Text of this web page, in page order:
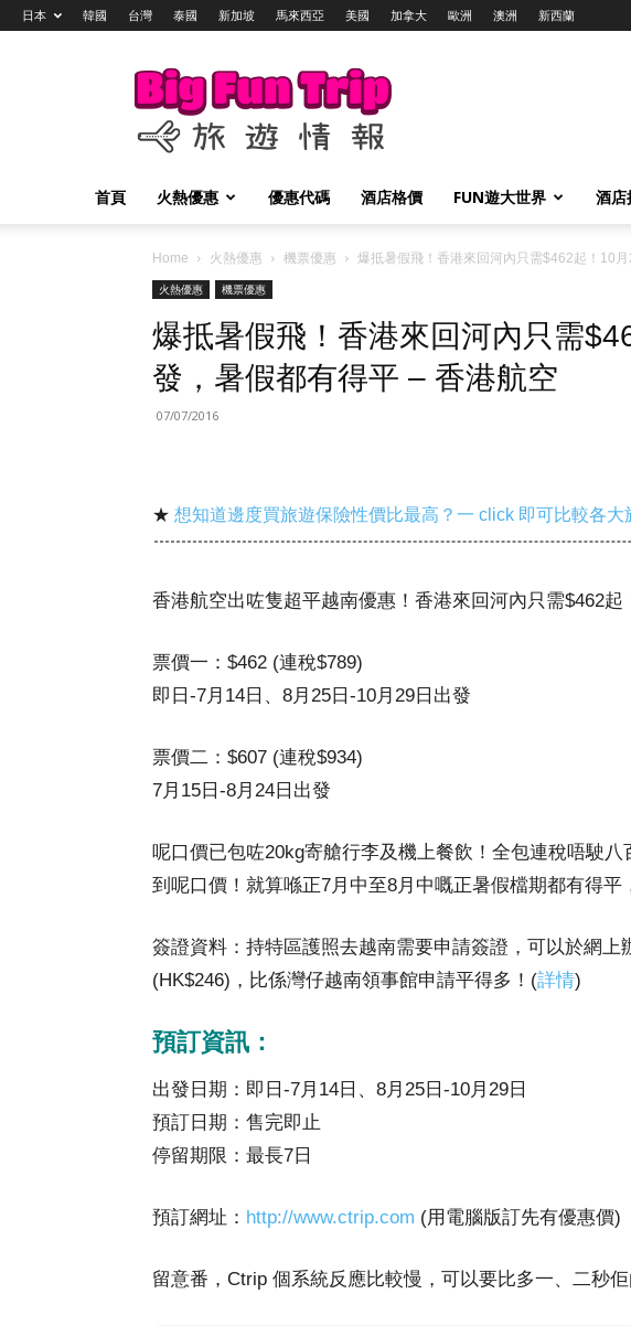
日本 韓國 台灣 泰國 新加坡 馬來西亞 美國 加拿大 歐洲 澳洲 新西蘭
Big
Trip
旅
情
報
首頁 火熱優惠 優惠代碼 酒店格價 FUN遊大世界 酒店
Home 火熱優惠 機票優惠
爆抵暑假飛！香港來回河內只需$462起！10
火熱優惠
機票優惠
爆抵暑假飛！香港來回河內只需
發，暑假都有得平 – 香港航空
07/07/2016
★ 想知道邊度買旅遊保險性價比最高？一 click 即可比較各大
香港航空出咗隻超平越南優惠！香港來回河內只需$462起
票價一：$462 (連稅$789)
即日-7月14日、8月25日-10月29日出發
票價二：$607 (連稅$934)
7月15日-8月24日出發
呢口價已包咗20kg寄艙行李及機上餐飲！全包連稅唔駛
到呢口價！就算喺正7月中至8月中嘅正暑假檔期都有得平
簽證資料：持特區護照去越南需要申請簽證，可以於網上
(HK$246)，比係灣仔越南領事館申請平得多！(詳情)
預訂資訊：
出發日期：即日-7月14日、8月25日-10月29日
預訂日期：售完即止
停留期限：最長7日
預訂網址： http://www.ctrip.com (用電腦版訂先有優惠價)
留意番，Ctrip 個系統反應比較慢，可以要比多一、二秒